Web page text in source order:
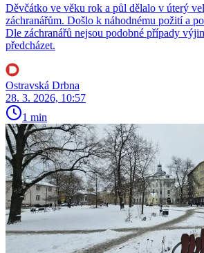
Děvčátko ve věku rok a půl dělalo v úterý
záchranářům. Došlo k náhodnému požití a
Dle záchranářů nejsou podobné případy
předcházet.
Ostravská Drbna
28. 3. 2026, 10:57
1 min